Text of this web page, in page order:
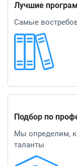
Лучшие
Самые
Подбор по
Мы определим,
таланты